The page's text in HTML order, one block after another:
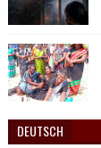
DEUTSCH